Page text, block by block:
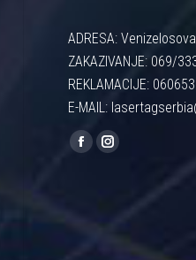
ADRESA:
ZAKAZIVANJE: 069/
REKLAMACIJE:
E-MAIL:
Find us on:
FacebookInstagram